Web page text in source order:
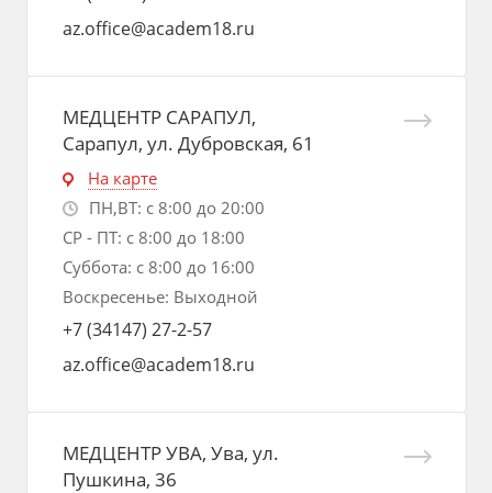
az.office@academ18.ru
МЕДЦЕНТР САРАПУЛ,
Сарапул, ул. Дубровская, 61
На карте
ПН,ВТ: с 8:00 до 20:00
СР - ПТ: с 8:00 до 18:00
Суббота: с 8:00 до 16:00
Воскресенье: Выходной
+7 (34147) 27-2-57
az.office@academ18.ru
МЕДЦЕНТР УВА, Ува, ул.
Пушкина, 36